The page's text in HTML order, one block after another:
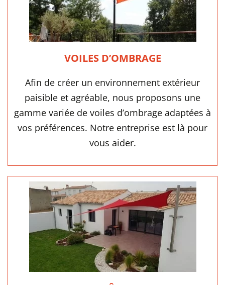
VOILES D’OMBRAGE
Afin de créer un environnement extérieur
paisible et agréable, nous proposons une
gamme variée de voiles d’ombrage adaptées à
vos préférences. Notre entreprise est là pour
vous aider.